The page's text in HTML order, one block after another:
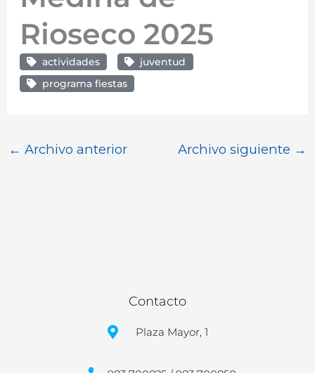
Rioseco 2025
actividades
juventud
programa fiestas
← Archivo anterior Archivo siguiente →
Contacto
Plaza Mayor, 1